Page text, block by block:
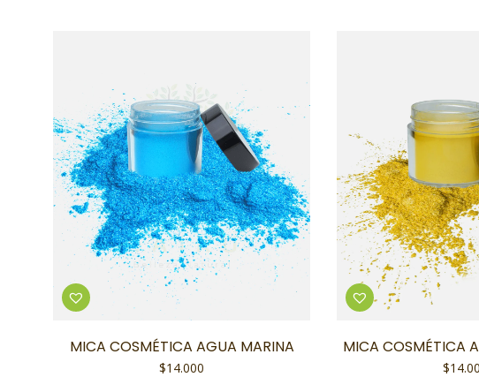
MICA COSMÉTICA AGUA MARINA
$14.000
MICA COSMÉTICA
$